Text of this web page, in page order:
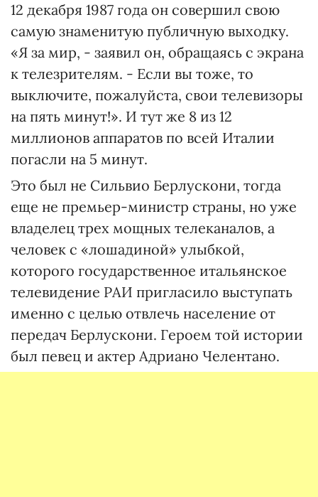
12 декабря 1987 года он совершил свою
самую знаменитую публичную выходку.
«Я за мир, - заявил он, обращаясь с экрана
к телезрителям. - Если вы тоже, то
выключите, пожалуйста, свои телевизоры
на пять минут!». И тут же 8 из 12
миллионов аппаратов по всей Италии
погасли на 5 минут.
Это был не Сильвио Берлускони, тогда
еще не премьер-министр страны, но уже
владелец трех мощных телеканалов, а
человек с «лошадиной» улыбкой,
которого государственное итальянское
телевидение РАИ пригласило выступать
именно с целью отвлечь население от
передач Берлускони. Героем той истории
был певец и актер Адриано Челентано.